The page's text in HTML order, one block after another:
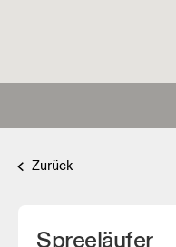
Zurück
Spreeläufer